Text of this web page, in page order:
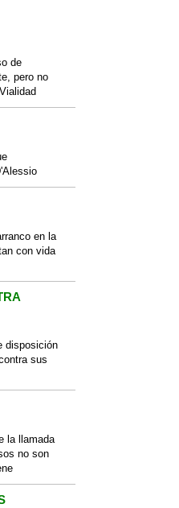
de
pero no
en la
con vida
disposición
sus
la llamada
no son